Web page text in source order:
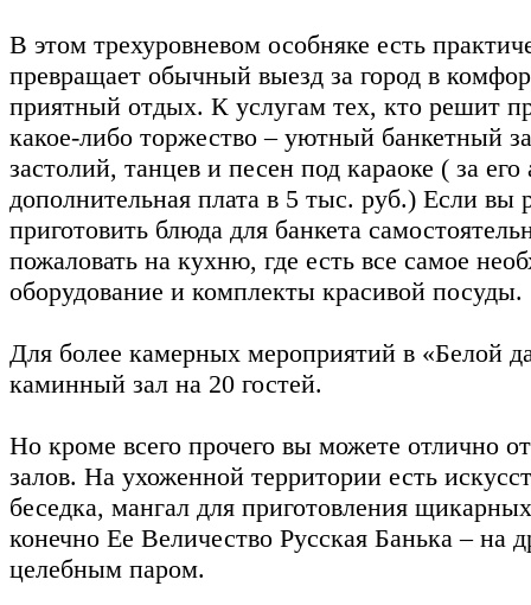
В этом трехуровневом особняке есть
превращает обычный выезд за город в
приятный отдых. К услугам тех, кто решит
какое-либо торжество – уютный банкетный
застолий, танцев и песен под караоке ( за
дополнительная плата в 5 тыс. руб.) Если вы
приготовить блюда для банкета
пожаловать на кухню, где есть все самое
оборудование и комплекты красивой посуды.
Для более камерных мероприятий в «Белой
каминный зал на 20 гостей.
Но кроме всего прочего вы можете отлично
залов. На ухоженной территории есть
беседка, мангал для приготовления
конечно Ее Величество Русская Банька – на
целебным паром.